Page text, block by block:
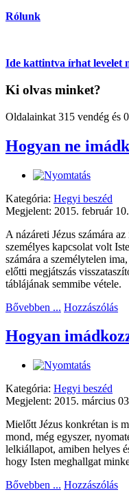
Rólunk
Ide kattintva írhat levelet
Ki olvas minket?
Oldalainkat 315 vendég és
Hogyan ne
Kategória: Hegyi beszéd
Megjelent: 2015. február
A názáreti Jézus számára
személyes kapcsolat volt
számára a személytelen
előtti megjátszás
táblájának semmibe vétele.
Bővebben ... Hozzászólás
Hogyan
Kategória: Hegyi beszéd
Megjelent: 2015. március
Mielőtt Jézus konkrétan is
mond, még egyszer,
lelkiállapot, amiben helyes
hogy Isten meghallgat
Bővebben ... Hozzászólás